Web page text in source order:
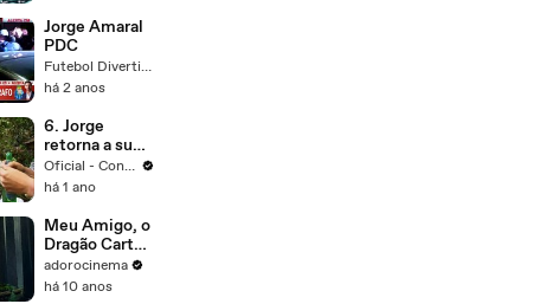
Jorge Amaral
PDC
Futebol Divertido
há 2 anos
6. Jorge
retorna a su
vida
Oficial - Confidencial - Caracol TV
há 1 ano
Meu Amigo, o
Dragão Cartaz
Animado
adorocinema
há 10 anos